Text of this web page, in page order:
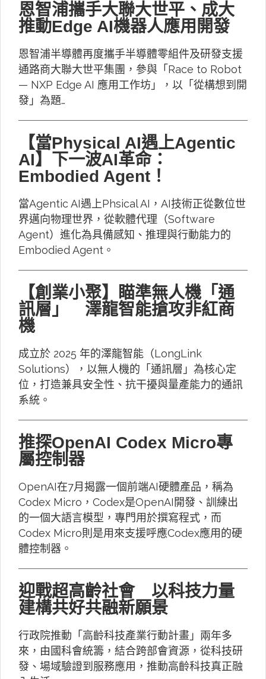
恩智浦攜手大聯大世平、成大
推動Edge AI機器人應用開發
恩智浦半導體再度攜手半導體零組件及研發支援
通路商大聯大世平集團，參與「Race to Robot
— NXP Edge AI 應用工作坊」，以「從構想到開
發」為題…
【當Physical AI遇上Agentic
AI】下一波AI革命：
Embodied Agent！
當Agentic AI遇上Phsical AI，AI技術正從數位世
界邁向物理世界，從軟體代理（Software
Agent）進化為具備感知、推理與行動能力的
Embodied Agent。
【創業小聚】瞄準無人機「通
訊層」 澤龍智能搶攻非紅商
機
成立於 2025 年的澤龍智能（LongLink
Solutions），以無人機的「通訊層」為核心定
位，打造兼具安全性、抗干擾與量產能力的通訊
系統。
推探OpenAI Codex Micro專
屬控制器
OpenAI在7月揭露一個前端AI硬體產品，稱為
Codex Micro，Codex是OpenAI開發、訓練出
的一個大語言模型，專門用於撰寫程式，而
Codex Micro則是用來支援呼應Codex應用的硬
體控制器。
迎戰超高齡社會 以科技力量
建構共好共融新願景
行政院推動「高齡科技產業行動計畫」兩年多
來，由國科會統籌，結合跨部會資源，從科技研
發、場域驗證到服務應用，推動高齡科技真正融